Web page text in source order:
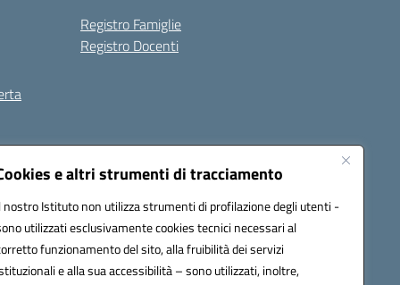
e altri strumenti di tracciamento
nostro Istituto non utilizza strumenti di profilazione degli utenti -
utilizzati esclusivamente cookies tecnici necessari al
funzionamento del sito, alla fruibilità dei servizi
e alla sua accessibilità – sono utilizzati, inoltre,
Registro Famiglie
Registro Docenti
Note legali